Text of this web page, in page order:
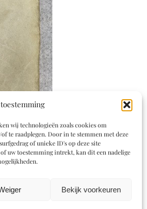
wij technologieën zoals cookies om
te raadplegen. Door in te stemmen met deze
of unieke ID's op deze site
uw toestemming intrekt, kan dit een nadelige
Bekijk voorkeuren